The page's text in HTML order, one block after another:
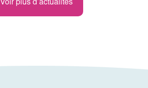
Voir plus d’actualités